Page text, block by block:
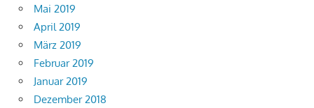
Mai 2019
April 2019
März 2019
Februar 2019
Januar 2019
Dezember 2018